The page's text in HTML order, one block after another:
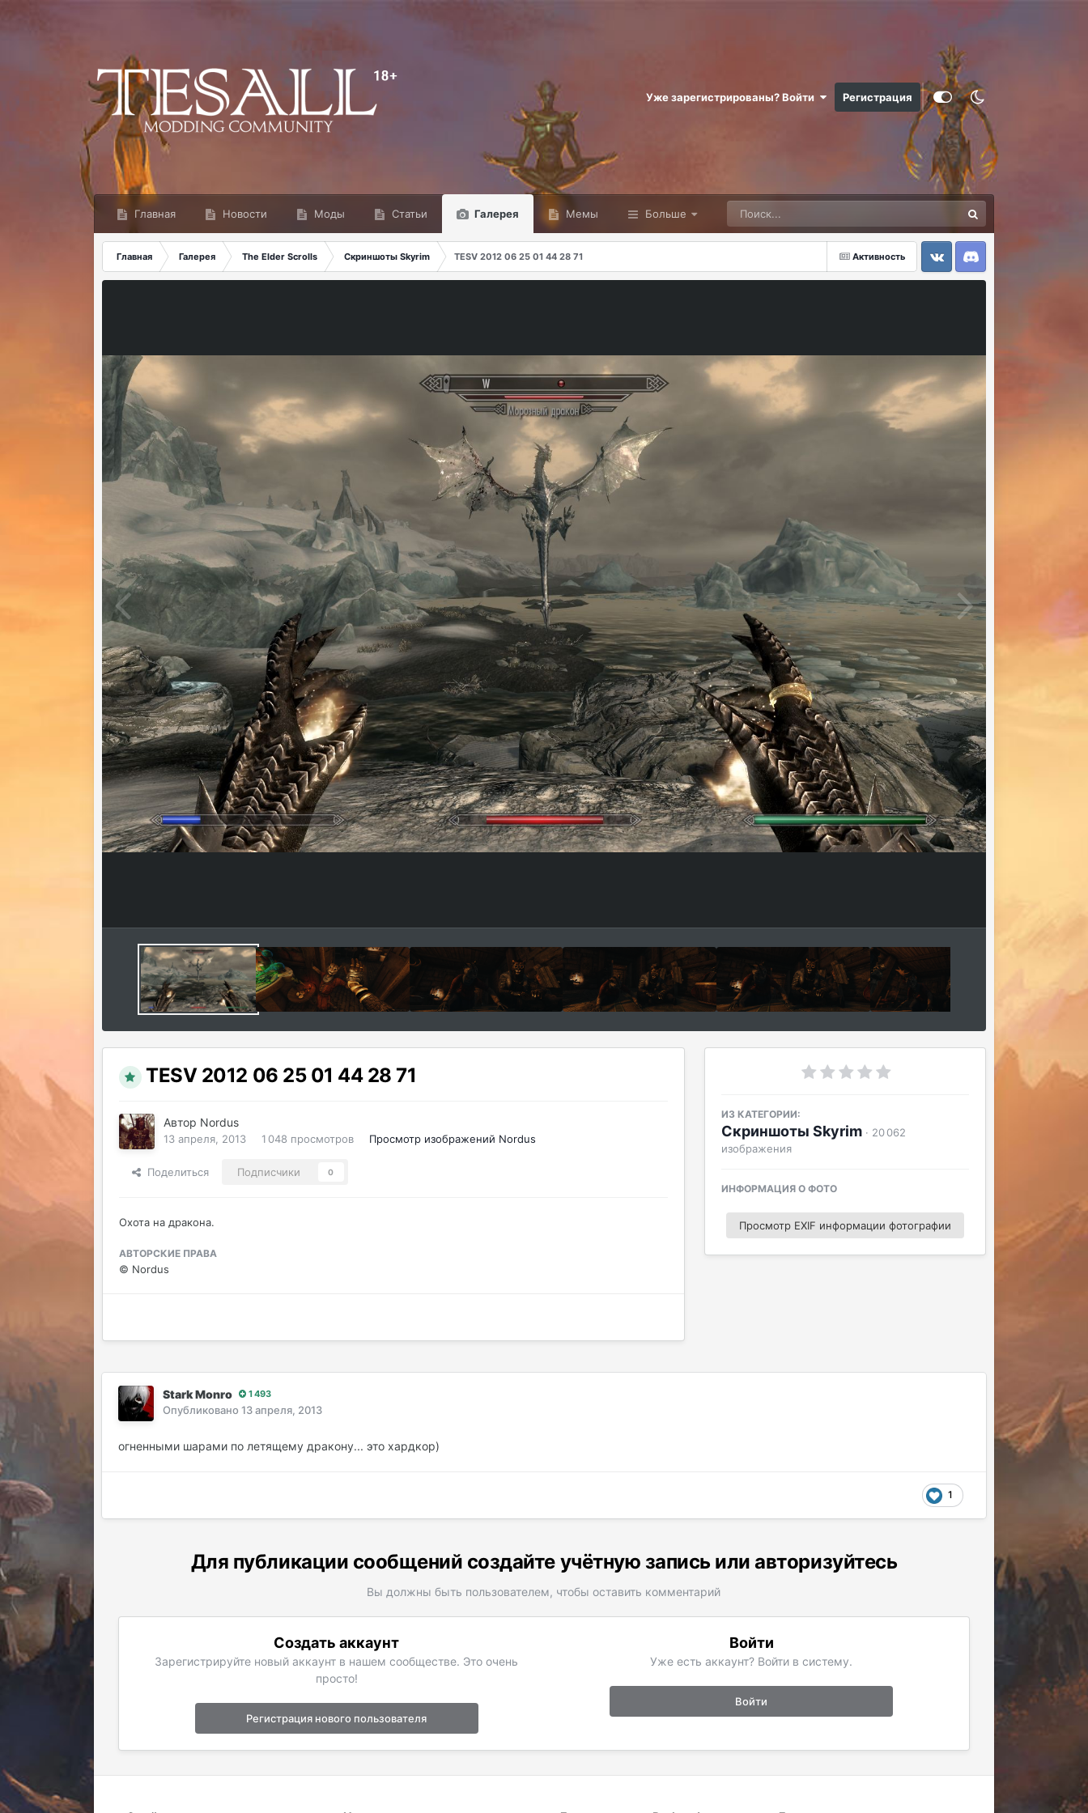
Уже зарегистрированы? Войти Регистрация
Главная Новости Моды Статьи Галерея Мемы Больше
Активность
Главная Галерея The Elder Scrolls Скриншоты Skyrim
TESV 2012 06 25 01 44 28 71
VK
Discord
TESV 2012 06 25 01 44 28 71
Автор Nordus
13 апреля, 2013 1 048 просмотров Просмотр изображений Nordus
Поделиться Подписчики 0
Охота на дракона.
АВТОРСКИЕ ПРАВА
© Nordus
ИЗ КАТЕГОРИИ:
Скриншоты Skyrim · 20 062
изображения
ИНФОРМАЦИЯ О ФОТО
Просмотр EXIF информации фотографии
Stark Monro 1 493
Опубликовано 13 апреля, 2013
огненными шарами по летящему дракону... это хардкор)
1
Для публикации сообщений создайте учётную запись или авторизуйтесь
Вы должны быть пользователем, чтобы оставить комментарий
Создать аккаунт
Зарегистрируйте новый аккаунт в нашем сообществе. Это очень
просто!
Регистрация нового пользователя
Войти
Уже есть аккаунт? Войти в систему.
Войти